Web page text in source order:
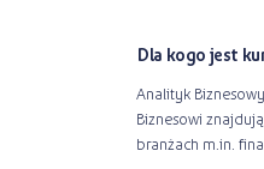
Dla kogo jest
Analityk
Biznesowi
branżach m.in.